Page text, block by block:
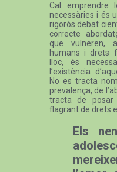
Cal emprendre
necessàries i és
rigorós debat
correcte
que vulneren,
humans i drets
lloc, és
l’existència
No es tracta
prevalença, de
tracta de posar
flagrant de drets
Els